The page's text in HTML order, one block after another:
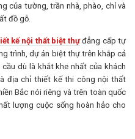
của tường, trần nhà, phào, chỉ và
đồ gỗ.
kế nội thất biệt thựđẳng cấp tự
trình, dự án biệt thự trên khắp cả
dù là khắt khe nhất của khách
địa chỉ thiết kế thi công nội thất
Bắc nói riêng và trên toàn quốc
lượng cuộc sống hoàn hảo cho